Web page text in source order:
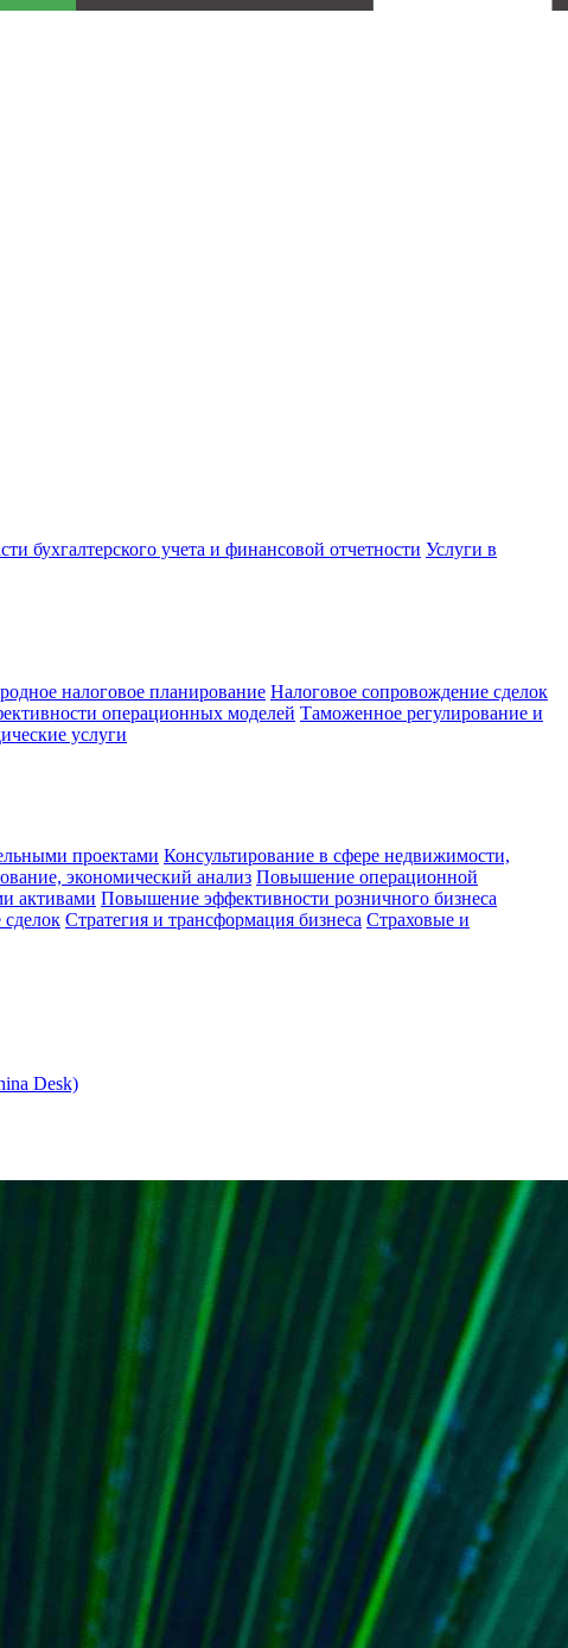
бухгалтерского учета и финансовой отчетности Услуги в
налоговое планирование Налоговое сопровождение сделок
операционных моделей Таможенное регулирование и
услуги
проектами Консультирование в сфере недвижимости,
экономический анализ Повышение операционной
активами Повышение эффективности розничного бизнеса
Стратегия и трансформация бизнеса Страховые и
Desk)